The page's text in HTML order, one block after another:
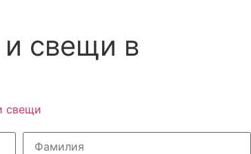
свещи в
свещи